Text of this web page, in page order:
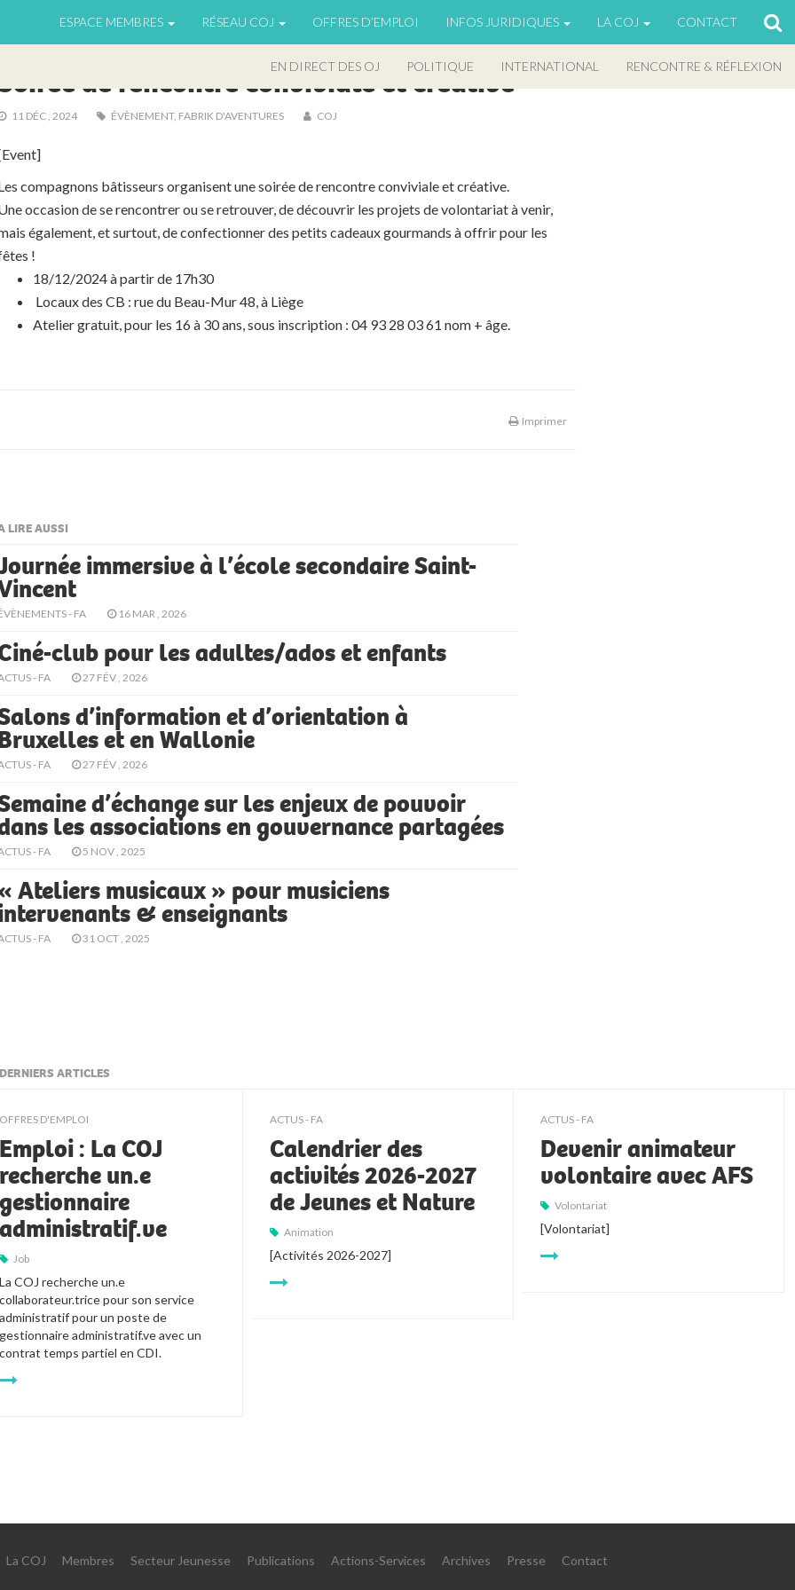
ESPACE MEMBRES RÉSEAU COJ OFFRES D’EMPLOI INFOS JURIDIQUES LA COJ CONTACT
EN DIRECT DES OJ POLITIQUE INTERNATIONAL RENCONTRE & RÉFLEXION
de rencontre conviviale et créative
11 DÉC , 2024 ÉVÈNEMENT, FABRIK D'AVENTURES COJ
compagnons bâtisseurs organisent une soirée de rencontre conviviale et créative.
occasion de se rencontrer ou se retrouver, de découvrir les projets de volontariat à venir,
également, et surtout, de confectionner des petits cadeaux gourmands à offrir pour les
!
18/12/2024 à partir de 17h30
Locaux des CB : rue du Beau-Mur 48, à Liège
Atelier gratuit, pour les 16 à 30 ans, sous inscription : 04 93 28 03 61 nom + âge.
Imprimer
LIRE AUSSI
immersive à l’école secondaire Saint-
- FA 16 MAR , 2026
club pour les adultes/ados et enfants
- FA 27 FÉV , 2026
d’information et d’orientation à
et en Wallonie
- FA 27 FÉV , 2026
d’échange sur les enjeux de pouvoir
les associations en gouvernance partagées
- FA 5 NOV , 2025
Ateliers musicaux » pour musiciens
& enseignants
- FA 31 OCT , 2025
DERNIERS ARTICLES
OFFRES D'EMPLOI
Emploi : La COJ
recherche un.e
gestionnaire
administratif.ve
Job
La COJ recherche un.e
collaborateur.trice pour son service
administratif pour un poste de
gestionnaire administratif.ve avec un
contrat temps partiel en CDI.
ACTUS - FA
Calendrier des
activités 2026-2027
de Jeunes et Nature
Animation
[Activités 2026-2027]
ACTUS - FA
Devenir animateur
volontaire avec AFS
Volontariat
[Volontariat]
La COJ Membres Secteur Jeunesse Publications Actions-Services Archives Presse Contact